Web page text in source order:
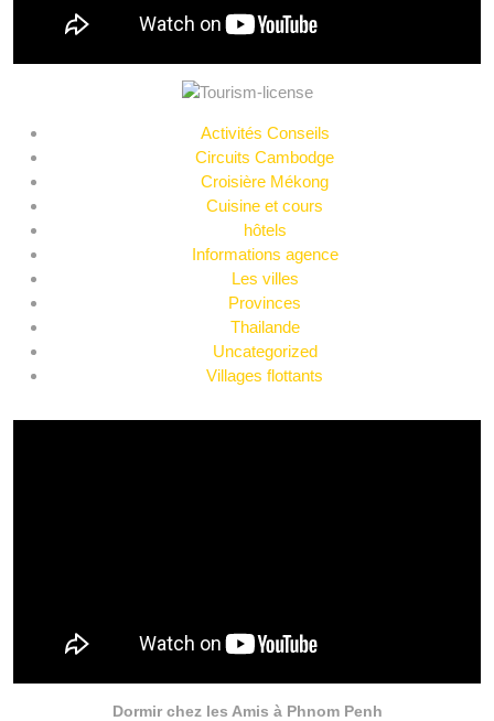
Activités Conseils
Circuits Cambodge
Croisière Mékong
Cuisine et cours
hôtels
Informations agence
Les villes
Provinces
Thailande
Uncategorized
Villages flottants
Dormir chez les Amis à Phnom Penh